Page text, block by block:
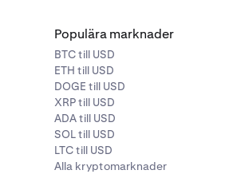
Populära marknader
BTC till USD
ETH till USD
DOGE till USD
XRP till USD
ADA till USD
SOL till USD
LTC till USD
Alla kryptomarknader